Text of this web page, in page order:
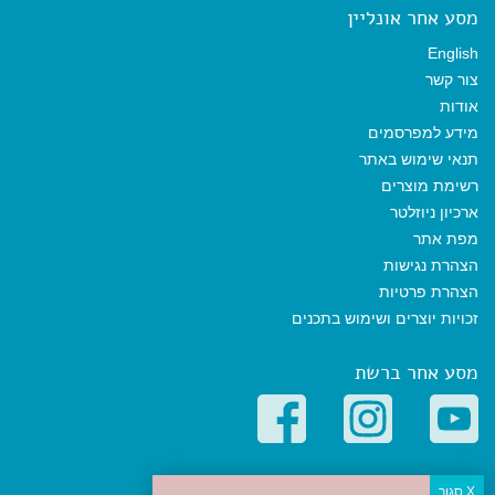
מסע אחר אונליין
English
צור קשר
אודות
מידע למפרסמים
תנאי שימוש באתר
רשימת מוצרים
ארכיון ניוזלטר
מפת אתר
הצהרת נגישות
הצהרת פרטיות
זכויות יוצרים ושימוש בתכנים
מסע אחר ברשת
קטגוריות פופולריות